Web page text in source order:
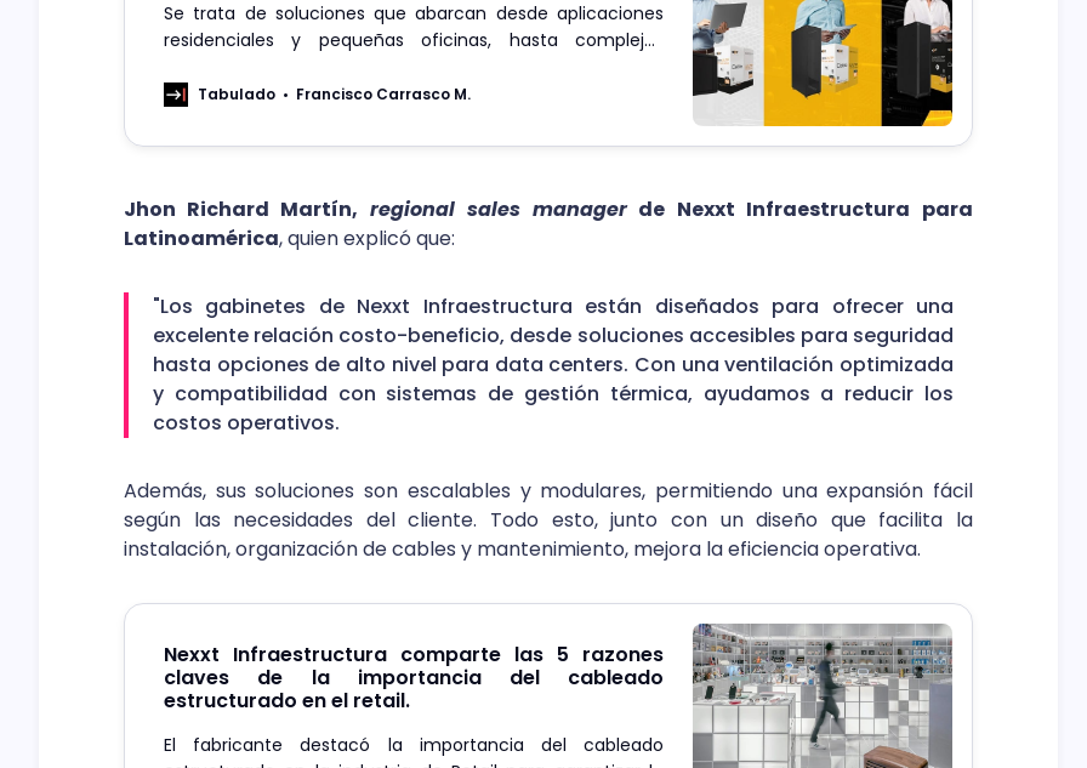
Se trata de soluciones que abarcan desde aplicaciones
residenciales y pequeñas oficinas, hasta complejos
Tabulado Francisco Carrasco M.
Jhon Richard Martín, regional sales managerde Nexxt Infraestructura para
Latinoamérica, quien explicó que:
"Los gabinetes de Nexxt Infraestructura están diseñados para ofrecer una
excelente relación costo-beneficio, desde soluciones accesibles para seguridad
hasta opciones de alto nivel para data centers. Con una ventilación optimizada
y compatibilidad con sistemas de gestión térmica, ayudamos a reducir los
costos operativos.
Además, sus soluciones son escalables y modulares, permitiendo una expansión fácil
según las necesidades del cliente. Todo esto, junto con un diseño que facilita la
instalación, organización de cables y mantenimiento, mejora la eficiencia operativa.
Nexxt Infraestructura comparte las 5 razones
claves de la importancia del cableado
estructurado en el retail.
El fabricante destacó la importancia del cableado